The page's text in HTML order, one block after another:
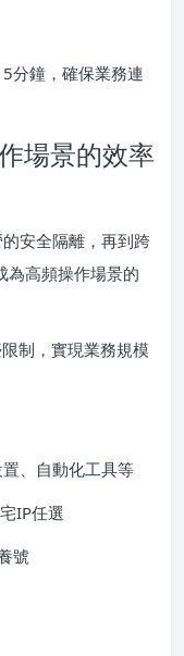
分鐘，確保業務連
場景的效率
安全隔離，再到跨
為高頻操作場景的
制，實現業務規模
、自動化工具等
IP任選
號